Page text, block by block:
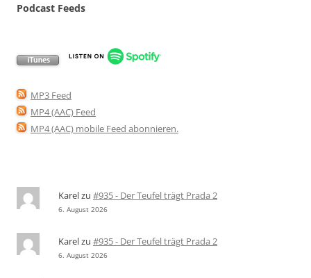
Podcast Feeds
MP3 Feed
MP4 (AAC) Feed
MP4 (AAC) mobile Feed abonnieren.
Karelzu #935 - Der Teufel trägt Prada 2
6. August 2026
Karelzu #935 - Der Teufel trägt Prada 2
6. August 2026